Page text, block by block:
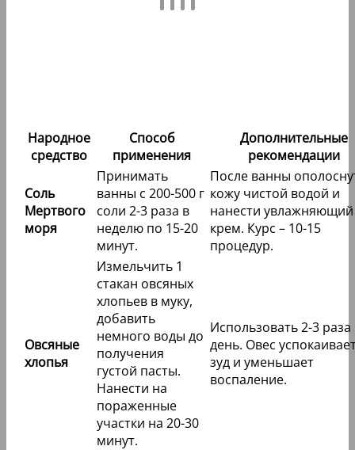
Народное
средство
Способ
применения
Дополнительные
рекомендации
Соль
Мертвого
моря
Принимать
ванны с 200-500 г
соли 2-3 раза в
неделю по 15-20
минут.
После ванны
кожу чистой водой и
нанести увлажняющий
крем. Курс – 10-15
процедур.
Овсяные
хлопья
Измельчить 1
стакан овсяных
хлопьев в муку,
добавить
немного воды до
получения
густой пасты.
Нанести на
пораженные
участки на 20-30
минут.
Использовать 2-3 раза
день. Овес
зуд и уменьшает
воспаление.